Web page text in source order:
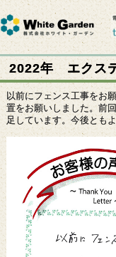
2022年 エクス
以前にフェンス工事をお
置をお願いしました。前
足しています。今後とも